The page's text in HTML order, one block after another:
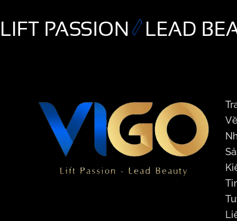
LIFT PASSION LEAD